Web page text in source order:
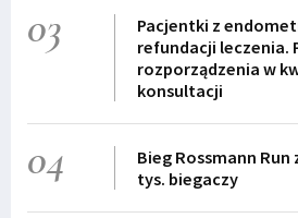
03
Pacjentki z
refundacji leczenia.
rozporządzenia w
konsultacji
04
Bieg Rossmann Run
tys. biegaczy